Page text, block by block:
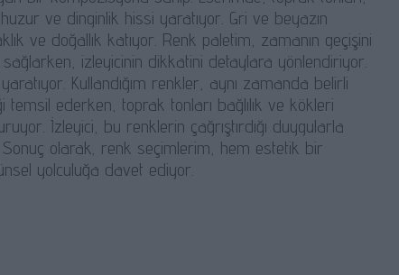
ve dinginlik hissi yaratıyor. Gri ve beyazın
ve doğallık katıyor. Renk paletim, zamanın geçişini
izleyicinin dikkatini detaylara yönlendiriyor.
Kullandığım renkler, aynı zamanda belirli
ederken, toprak tonları bağlılık ve kökleri
İzleyici, bu renklerin çağrıştırdığı duygularla
olarak, renk seçimlerim, hem estetik bir
yolculuğa davet ediyor.